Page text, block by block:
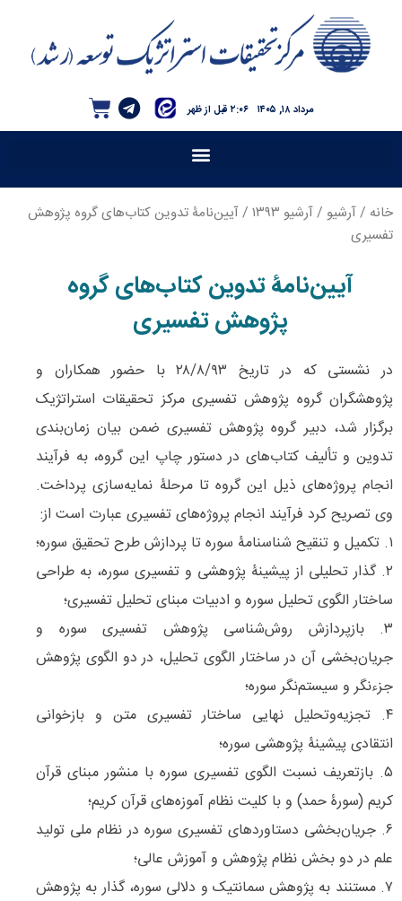
۲:۰۶ قبل از ظهر مرداد ۱۸, ۱۴۰۵
خانه /آرشیو /آرشیو ۱۳۹۳
/ آیین‌نامۀ تدوین کتاب‌های گروه پژوهش
تفسیری
آیین‌نامۀ تدوین کتاب‌های گروه
پژوهش تفسیری
در نشستی که در تاریخ ۲۸/۸/۹۳ با حضور همکاران و
پژوهشگران گروه پژوهش تفسیری مرکز تحقیقات استراتژیک
برگزار شد، دبیر گروه پژوهش تفسیری ضمن بیان زمان‌بندی
تدوین و تألیف کتاب‌های در دستور چاپ این گروه، به فرآیند
انجام پروژه‌های ذیل این گروه تا مرحلۀ نمایه‌سازی پرداخت.
وی تصریح کرد فرآیند انجام پروژه‌های تفسیری عبارت است از:
۱. تکمیل و تنقیح شناسنامۀ سوره تا پردازش طرح تحقیق سوره؛
۲. گذار تحلیلی از پیشینۀ پژوهشی و تفسیری سوره، به طراحی
ساختار الگوی تحلیل سوره و ادبیات مبنای تحلیل تفسیری؛
۳. بازپردازش روش‌شناسی پژوهش تفسیری سوره و
جریان‌بخشی آن در ساختار الگوی تحلیل، در دو الگوی پژوهش
جزءنگر و سیستم‌نگر سوره؛
۴. تجزیه‌وتحلیل نهایی ساختار تفسیری متن و بازخوانی
انتقادی پیشینۀ پژوهشی سوره؛
۵. بازتعریف نسبت الگوی تفسیری سوره با منشور مبنای قرآن
کریم (سورۀ حمد) و با کلیت نظام آموزه‌های قرآن کریم؛
۶. جریان‌بخشی دستاوردهای تفسیری سوره در نظام ملی تولید
علم در دو بخش نظام پژوهش و آموزش عالی؛
۷. مستنند به پژوهش سمانتیک و دلالی سوره، گذار به پژوهش